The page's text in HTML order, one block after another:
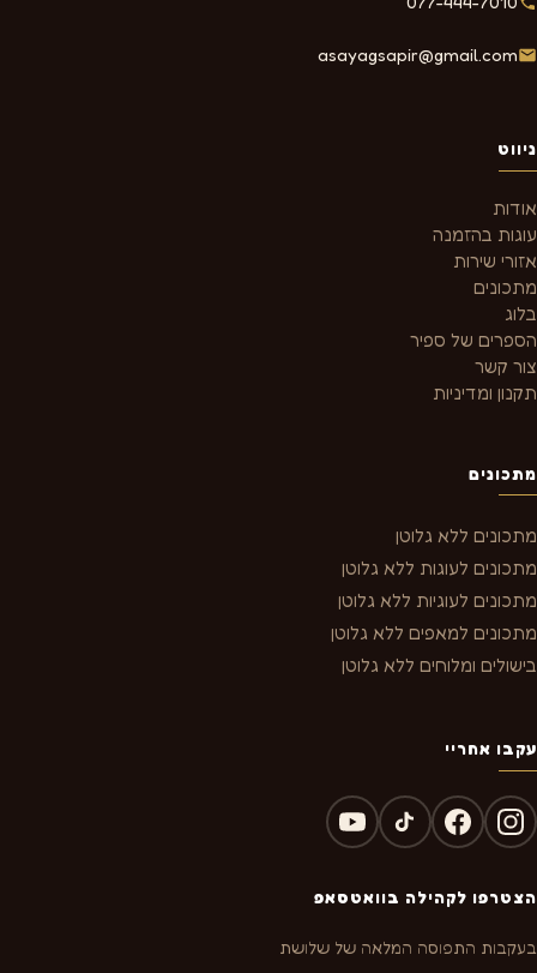
asayagsapir@gmail.com
ניווט
אודות
עוגות בהזמנה
אזורי שירות
מתכונים
בלוג
הספרים של ספיר
צור קשר
תקנון ומדיניות
מתכונים
מתכונים ללא גלוטן
מתכונים לעוגות ללא גלוטן
מתכונים לעוגיות ללא גלוטן
מתכונים למאפים ללא גלוטן
בישולים ומלוחים ללא גלוטן
עקבו אחריי
הצטרפו לקהילה בוואטסאפ
בעקבות התפוסה המלאה של שלושת